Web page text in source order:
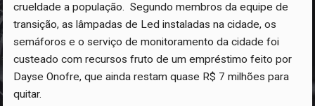
crueldade a população. Segundo membros da equipe de
transição, as lâmpadas de Led instaladas na cidade, os
semáforos e o serviço de monitoramento da cidade foi
custeado com recursos fruto de um empréstimo feito por
Dayse Onofre, que ainda restam quase R$ 7 milhões para
quitar.